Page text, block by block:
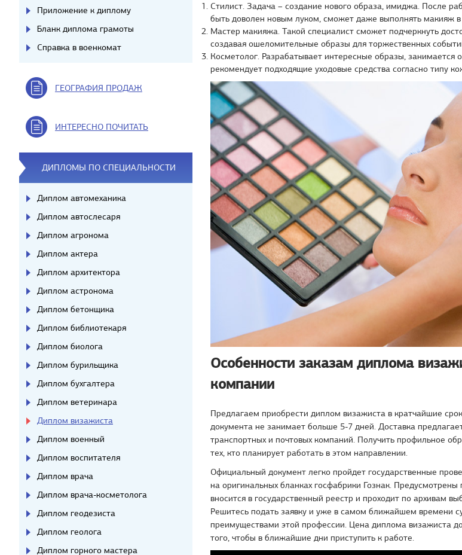
Стилист. Задача – создание нового образа, имиджа. После
быть доволен новым луком, сможет даже выполнять макияж
Мастер макияжа. Такой специалист сможет подчеркнуть
создавая ошеломительные образы для торжественных
Косметолог. Разрабатывает интересные образы, занимается
рекомендует подходящие уходовые средства согласно типу
Особенности заказам диплома
компании
Предлагаем приобрести диплом визажиста в кратчайшие
документа не занимает больше 5-7 дней. Доставка
транспортных и почтовых компаний. Получить профильное
тех, кто планирует работать в этом направлении.
Официальный документ легко пройдет государственные
на оригинальных бланках госфабрики Гознак.
вносится в государственный реестр и проходит по архивам
Решитесь подать заявку и уже в самом ближайшем времени
преимуществами этой профессии. Цена диплома визажиста
того, чтобы в ближайшие дни приступить к работе.
Приложение к диплому
Бланк диплома грамоты
Справка в военкомат
ГЕОГРАФИЯ ПРОДАЖ
ИНТЕРЕСНО ПОЧИТАТЬ
ДИПЛОМЫ ПО СПЕЦИАЛЬНОСТИ
Диплом автомеханика
Диплом автослесаря
Диплом агронома
Диплом актера
Диплом архитектора
Диплом астронома
Диплом бетонщика
Диплом библиотекаря
Диплом биолога
Диплом бурильщика
Диплом бухгалтера
Диплом ветеринара
Диплом визажиста
Диплом военный
Диплом воспитателя
Диплом врача
Диплом врача-косметолога
Диплом геодезиста
Диплом геолога
Диплом горного мастера